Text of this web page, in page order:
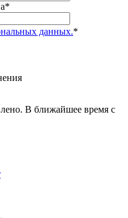
*
данных.*
В ближайшее время с